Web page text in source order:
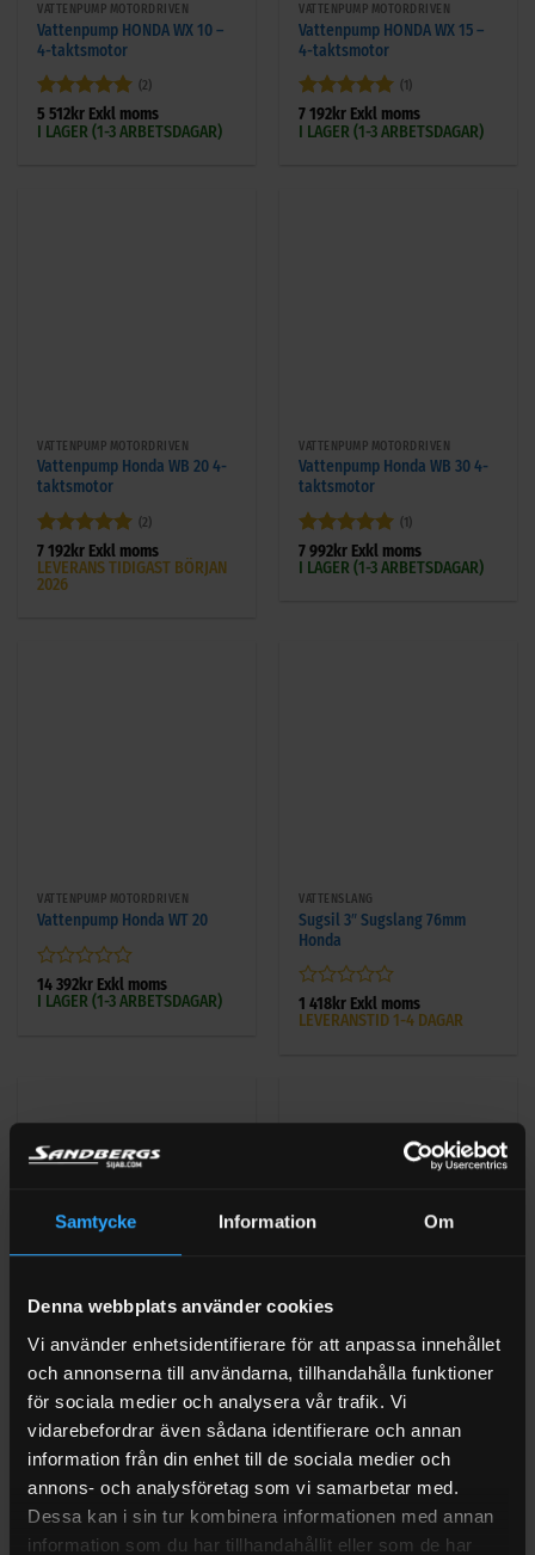
Samtycke Information Om
Denna webbplats använder cookies
Vi använder enhetsidentifierare för att anpassa innehållet
och annonserna till användarna, tillhandahålla funktioner
för sociala medier och analysera vår trafik. Vi
vidarebefordrar även sådana identifierare och annan
information från din enhet till de sociala medier och
annons- och analysföretag som vi samarbetar med.
Dessa kan i sin tur kombinera informationen med annan
information som du har tillhandahållit eller som de har
VATTENPUMP MOTORDRIVEN
Vattenpump HONDA WX 10 –
4-taktsmotor
Betygsatt 5
av 5
(2)
5 512kr Exkl moms
I LAGER (1-3 ARBETSDAGAR)
VATTENPUMP MOTORDRIVEN
Vattenpump HONDA WX 15 –
4-taktsmotor
Betygsatt 5
av 5
(1)
7 192kr Exkl moms
I LAGER (1-3 ARBETSDAGAR)
VATTENPUMP MOTORDRIVEN
Vattenpump Honda WB 20 4-
taktsmotor
Betygsatt 5
av 5
(2)
7 192kr Exkl moms
LEVERANS TIDIGAST BÖRJAN
2026
VATTENPUMP MOTORDRIVEN
Vattenpump Honda WB 30 4-
taktsmotor
Betygsatt 5
av 5
(1)
7 992kr Exkl moms
I LAGER (1-3 ARBETSDAGAR)
VATTENPUMP MOTORDRIVEN
Vattenpump Honda WT 20
Betygsatt
14 392kr Exkl moms
I LAGER (1-3 ARBETSDAGAR)
VATTENSLANG
Sugsil 3″ Sugslang 76mm
Honda
Betygsatt
0
1 418kr Exkl moms
LEVERANSTID 1-4 DAGAR
VATTENSLANG
Sugsil 2″ Sugslang 50mm
Honda
Betygsatt
0
5
897krExkl moms
LEVERANSTID 1-4 DAGAR
VATTENSLANG
Skarvrör 2″ 50mm slang
0
av
162kr
Exkl moms
LEVERANSTID 1-4 DAGAR